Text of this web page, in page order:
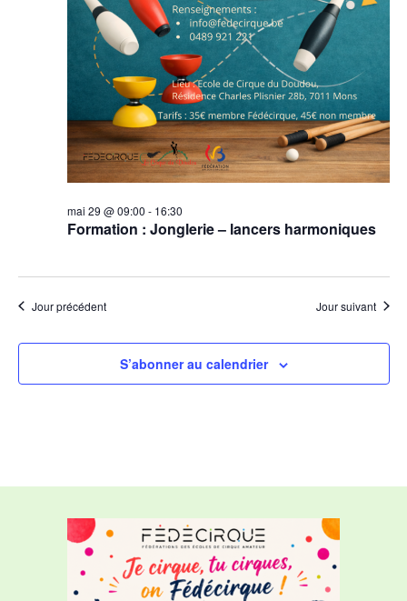
Formation : Jonglerie – lancers harmoniques
mai 29 @ 09:00 - 16:30
Jour précédent Jour suivant
S’abonner au calendrier